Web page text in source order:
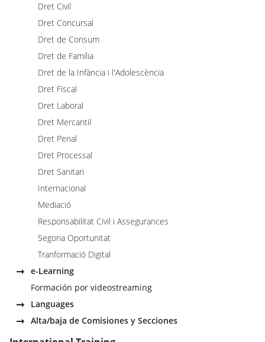
Dret Civil
Dret Concursal
Dret de Consum
Dret de Família
Dret de la Infància i l'Adolescència
Dret Fiscal
Dret Laboral
Dret Mercantil
Dret Penal
Dret Processal
Dret Sanitari
Internacional
Mediació
Responsabilitat Civil i Assegurances
Segona Oportunitat
Tranformació Digital
e-Learning
Formación por videostreaming
Languages
Alta/baja de Comisiones y Secciones